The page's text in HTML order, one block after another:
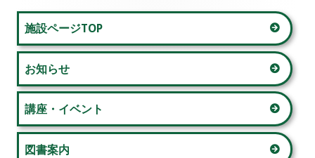
ゲ
ー
シ
ョ
ン
メ
イ
ン
サ
イ
施設ページTOP
お知らせ
講座・イベント
図書案内